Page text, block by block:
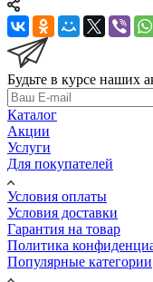
Будьте в курсе наших
Каталог
Акции
Услуги
Для покупателей
Условия оплаты
Условия доставки
Гарантия на товар
Политика
Популярные категории